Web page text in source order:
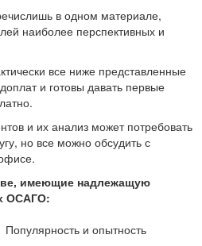
в одном материале,
наиболее перспективных и
все ниже представленные
и готовы давать первые
и их анализ может потребовать
но все можно обсудить с
имеющие надлежащую
ОСАГО:
Популярность и опытность